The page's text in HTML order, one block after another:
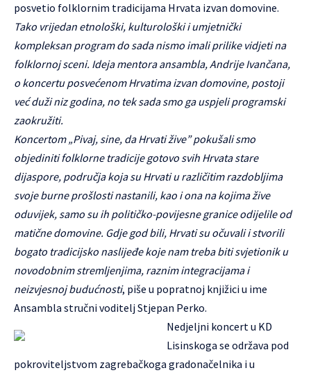
posvetio folklornim tradicijama Hrvata izvan domovine.
Tako vrijedan etnološki, kulturološki i umjetnički
kompleksan program do sada nismo imali prilike vidjeti na
folklornoj sceni. Ideja mentora ansambla, Andrije Ivančana,
o koncertu posvećenom Hrvatima izvan domovine, postoji
već duži niz godina, no tek sada smo ga uspjeli programski
zaokružiti.
Koncertom „Pivaj, sine, da Hrvati žive” pokušali smo
objediniti folklorne tradicije gotovo svih Hrvata stare
dijaspore, područja koja su Hrvati u različitim razdobljima
svoje burne prošlosti nastanili, kao i ona na kojima žive
oduvijek, samo su ih političko-povijesne granice odijelile od
matične domovine. Gdje god bili, Hrvati su očuvali i stvorili
bogato tradicijsko naslijeđe koje nam treba biti svjetionik u
novodobnim stremljenjima, raznim integracijama i
neizvjesnoj budućnosti, piše u popratnoj knjižici u ime
Ansambla stručni voditelj Stjepan Perko.
Nedjeljni koncert u KD
Lisinskoga se održava pod
pokroviteljstvom zagrebačkoga gradonačelnika i u